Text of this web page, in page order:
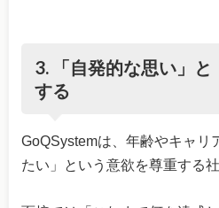
3. 「自発的な思い」
する
GoQSystemは、年齢やキャリ
たい」という意欲を尊重する社